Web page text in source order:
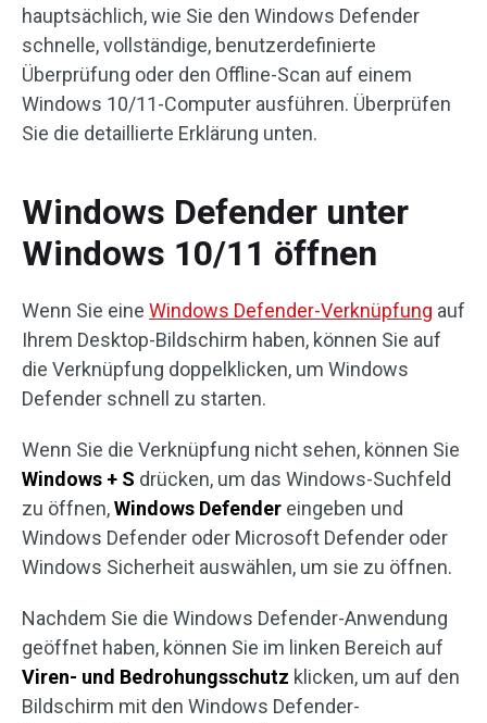
hauptsächlich, wie Sie den Windows Defender
schnelle, vollständige, benutzerdefinierte
Überprüfung oder den Offline-Scan auf einem
Windows 10/11-Computer ausführen. Überprüfen
Sie die detaillierte Erklärung unten.
Windows Defender unter
Windows 10/11 öffnen
Wenn Sie eine Windows Defender-Verknüpfung auf
Ihrem Desktop-Bildschirm haben, können Sie auf
die Verknüpfung doppelklicken, um Windows
Defender schnell zu starten.
Wenn Sie die Verknüpfung nicht sehen, können Sie
Windows + S drücken, um das Windows-Suchfeld
zu öffnen,Windows Defender eingeben und
Windows Defender oder Microsoft Defender oder
Windows Sicherheit auswählen, um sie zu öffnen.
Nachdem Sie die Windows Defender-Anwendung
geöffnet haben, können Sie im linken Bereich auf
Viren- und Bedrohungsschutz klicken, um auf den
Bildschirm mit den Windows Defender-